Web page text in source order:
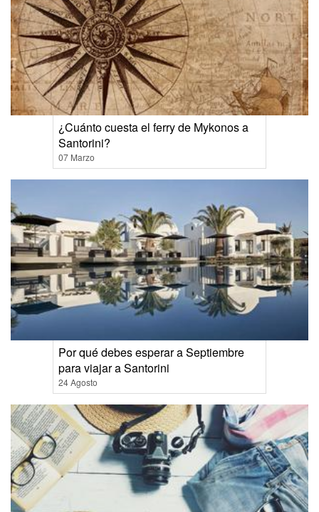
¿Cuánto cuesta el ferry de Mykonos a
Santorini?
07 Marzo
Por qué debes esperar a Septiembre
para viajar a Santorini
24 Agosto